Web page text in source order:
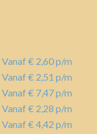
Vanaf € 2,60 p/m
Vanaf € 2,51 p/m
Vanaf € 7,47 p/m
Vanaf € 2,28 p/m
Vanaf € 4,42 p/m